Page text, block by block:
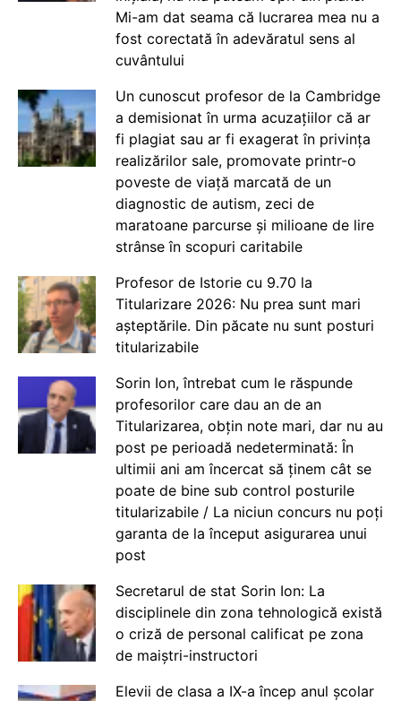
Mi-am dat seama că lucrarea mea nu a
fost corectată în adevăratul sens al
cuvântului
Un cunoscut profesor de la Cambridge
a demisionat în urma acuzațiilor că ar
fi plagiat sau ar fi exagerat în privința
realizărilor sale, promovate printr-o
poveste de viață marcată de un
diagnostic de autism, zeci de
maratoane parcurse și milioane de lire
strânse în scopuri caritabile
Profesor de Istorie cu 9.70 la
Titularizare 2026: Nu prea sunt mari
așteptările. Din păcate nu sunt posturi
titularizabile
Sorin Ion, întrebat cum le răspunde
profesorilor care dau an de an
Titularizarea, obțin note mari, dar nu au
post pe perioadă nedeterminată: În
ultimii ani am încercat să ținem cât se
poate de bine sub control posturile
titularizabile / La niciun concurs nu poți
garanta de la început asigurarea unui
post
Secretarul de stat Sorin Ion: La
disciplinele din zona tehnologică există
o criză de personal calificat pe zona
de maiștri-instructori
Elevii de clasa a IX-a încep anul școlar